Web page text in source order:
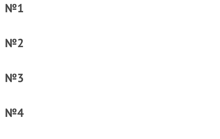
№1
№2
№3
№4